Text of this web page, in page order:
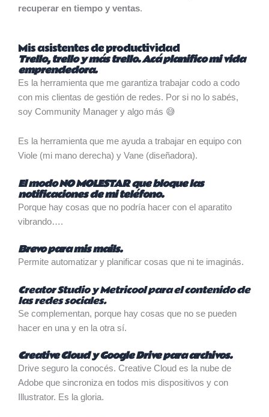
recuperar en tiempo y ventas.
Mis asistentes de productividad
Trello, trello y más trello. Acá planifico mi vida
emprendedora.
Es la herramienta que me garantiza trabajar codo a codo
con mis clientas de gestión de redes. Por si no lo sabés,
soy Community Manager y algo más 😅
Es la herramienta que me ayuda a trabajar en equipo con
Viole (mi mano derecha) y Vane (diseñadora).
El modo NO MOLESTAR que bloque las
notificaciones de mi teléfono.
Porque hay cosas que no podría hacer con el aparatito
vibrando….
Brevo para mis mails.
Permite automatizar y planificar cosas que ni te imaginás.
Creator Studio y Metricool para el contenido de
las redes sociales.
Se complementan, porque hay cosas que no se pueden
hacer en una y en la otra sí.
Creative Cloud y Google Drive para archivos.
Drive seguro la conocés. Creative Cloud es la nube de
Adobe que sincroniza en todos mis dispositivos y con
Illustrator. Es la gloria.